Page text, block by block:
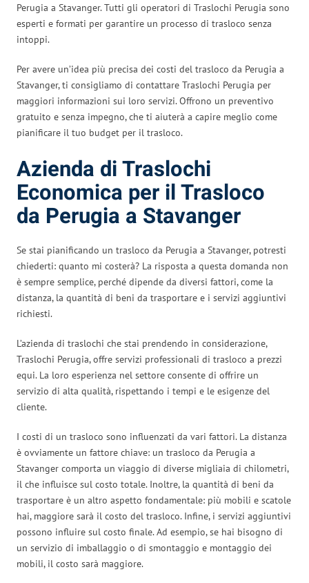
Perugia a Stavanger. Tutti gli operatori di Traslochi Perugia sono
esperti e formati per garantire un processo di trasloco senza
intoppi.
Per avere un’idea più precisa dei costi del trasloco da Perugia a
Stavanger, ti consigliamo di contattare Traslochi Perugia per
maggiori informazioni sui loro servizi. Offrono un preventivo
gratuito e senza impegno, che ti aiuterà a capire meglio come
pianificare il tuo budget per il trasloco.
Azienda di Traslochi
Economica per il Trasloco
da Perugia a Stavanger
Se stai pianificando un trasloco da Perugia a Stavanger, potresti
chiederti: quanto mi costerà? La risposta a questa domanda non
è sempre semplice, perché dipende da diversi fattori, come la
distanza, la quantità di beni da trasportare e i servizi aggiuntivi
richiesti.
L’azienda di traslochi che stai prendendo in considerazione,
Traslochi Perugia, offre servizi professionali di trasloco a prezzi
equi. La loro esperienza nel settore consente di offrire un
servizio di alta qualità, rispettando i tempi e le esigenze del
cliente.
I costi di un trasloco sono influenzati da vari fattori. La distanza
è ovviamente un fattore chiave: un trasloco da Perugia a
Stavanger comporta un viaggio di diverse migliaia di chilometri,
il che influisce sul costo totale. Inoltre, la quantità di beni da
trasportare è un altro aspetto fondamentale: più mobili e scatole
hai, maggiore sarà il costo del trasloco. Infine, i servizi aggiuntivi
possono influire sul costo finale. Ad esempio, se hai bisogno di
un servizio di imballaggio o di smontaggio e montaggio dei
mobili, il costo sarà maggiore.